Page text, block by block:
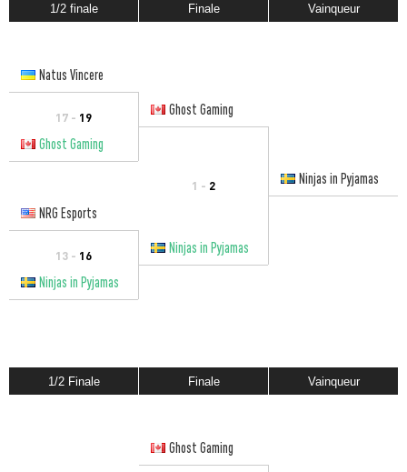
1/2 finale Finale Vainqueur
Natus Vincere
17 - 19
Ghost Gaming
Ghost Gaming
1 - 2
Ninjas in Pyjamas
NRG Esports
13 - 16
Ninjas in Pyjamas
Ninjas in Pyjamas
1/2 Finale Finale Vainqueur
Ghost Gaming